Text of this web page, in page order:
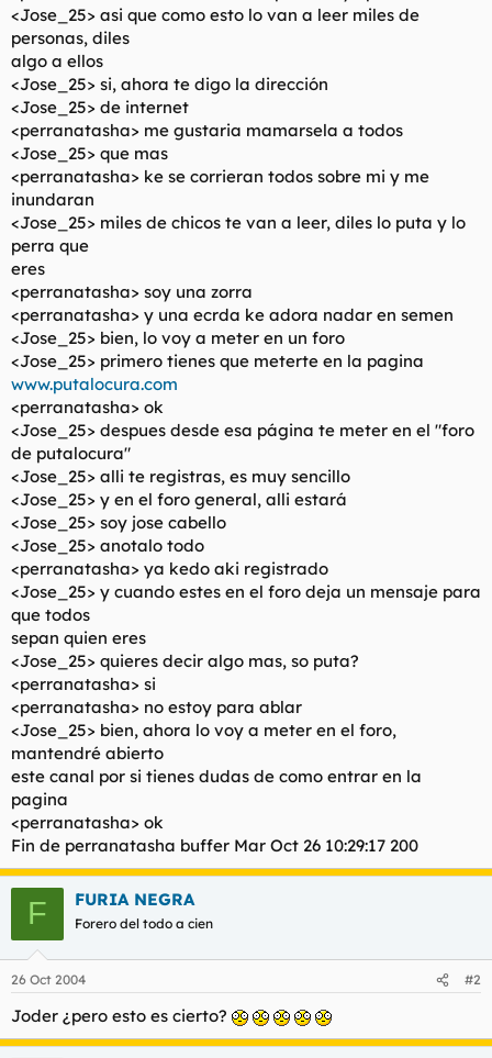
<Jose_25> asi que como esto lo van a leer miles de
personas, diles
algo a ellos
<Jose_25> si, ahora te digo la dirección
<Jose_25> de internet
<perranatasha> me gustaria mamarsela a todos
<Jose_25> que mas
<perranatasha> ke se corrieran todos sobre mi y me
inundaran
<Jose_25> miles de chicos te van a leer, diles lo puta y lo
perra que
eres
<perranatasha> soy una zorra
<perranatasha> y una ecrda ke adora nadar en semen
<Jose_25> bien, lo voy a meter en un foro
<Jose_25> primero tienes que meterte en la pagina
www.putalocura.com
<perranatasha> ok
<Jose_25> despues desde esa página te meter en el "foro
de putalocura"
<Jose_25> alli te registras, es muy sencillo
<Jose_25> y en el foro general, alli estará
<Jose_25> soy jose cabello
<Jose_25> anotalo todo
<perranatasha> ya kedo aki registrado
<Jose_25> y cuando estes en el foro deja un mensaje para
que todos
sepan quien eres
<Jose_25> quieres decir algo mas, so puta?
<perranatasha> si
<perranatasha> no estoy para ablar
<Jose_25> bien, ahora lo voy a meter en el foro,
mantendré abierto
este canal por si tienes dudas de como entrar en la
pagina
<perranatasha> ok
Fin de perranatasha buffer Mar Oct 26 10:29:17 200
F FURIA NEGRA
Forero del todo a cien
26 Oct 2004 #2
Joder ¿pero esto es cierto?